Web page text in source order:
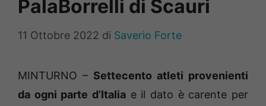
PalaBorrelli di Scauri
11 Ottobre 2022 di Saverio Forte
MINTURNO – Settecento atleti provenienti
da ogni parte d’Italia e il dato è carente per